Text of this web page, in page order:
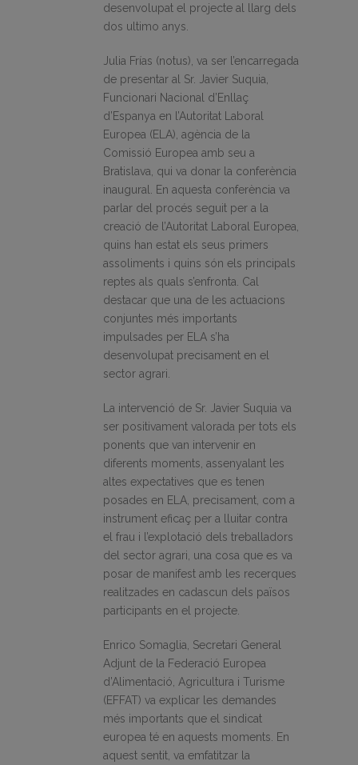
desenvolupat el projecte al llarg dels
dos ultimo anys.
Julia Frías (notus), va ser l’encarregada
de presentar al Sr. Javier Suquia,
Funcionari Nacional d’Enllaç
d’Espanya en l’Autoritat Laboral
Europea (ELA), agència de la
Comissió Europea amb seu a
Bratislava, qui va donar la conferència
inaugural. En aquesta conferència va
parlar del procés seguit per a la
creació de l’Autoritat Laboral Europea,
quins han estat els seus primers
assoliments i quins són els principals
reptes als quals s’enfronta. Cal
destacar que una de les actuacions
conjuntes més importants
impulsades per ELA s’ha
desenvolupat precisament en el
sector agrari.
La intervenció de Sr. Javier Suquia va
ser positivament valorada per tots els
ponents que van intervenir en
diferents moments, assenyalant les
altes expectatives que es tenen
posades en ELA, precisament, com a
instrument eficaç per a lluitar contra
el frau i l’explotació dels treballadors
del sector agrari, una cosa que es va
posar de manifest amb les recerques
realitzades en cadascun dels països
participants en el projecte.
Enrico Somaglia, Secretari General
Adjunt de la Federació Europea
d’Alimentació, Agricultura i Turisme
(EFFAT) va explicar les demandes
més importants que el sindicat
europea té en aquests moments. En
aquest sentit, va emfatitzar la